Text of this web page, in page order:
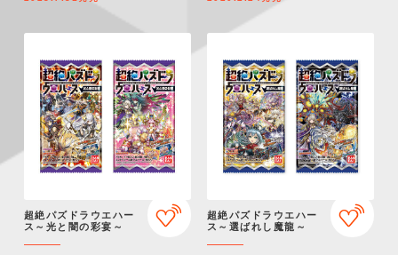
超絶パズドラウエハー
ス～光と闇の彩宴～
超絶パズドラウエハー
ス～選ばれし魔龍～